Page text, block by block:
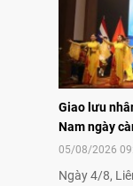
Giao lưu
Nam ngày
05/08/2026
Ngày 4/8,